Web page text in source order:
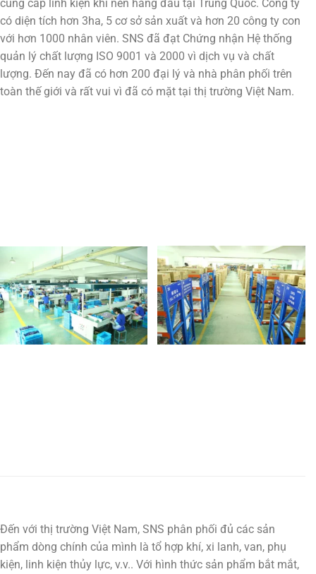
cung cấp linh kiện khí nén hàng đầu tại Trung Quốc. Công ty
có diện tích hơn 3ha, 5 cơ sở sản xuất và hơn 20 công ty con
với hơn 1000 nhân viên. SNS đã đạt Chứng nhận Hệ thống
quản lý chất lượng ISO 9001 và 2000 vì dịch vụ và chất
lượng. Đến nay đã có hơn 200 đại lý và nhà phân phối trên
toàn thế giới và rất vui vì đã có mặt tại thị trường Việt Nam.
Đến với thị trường Việt Nam, SNS phân phối đủ các sản
phẩm dòng chính của mình là tổ hợp khí, xi lanh, van, phụ
kiện, linh kiện thủy lực, v.v.. Với hình thức sản phẩm bắt mắt,